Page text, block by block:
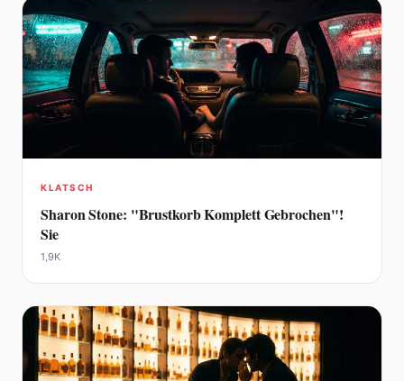
KLATSCH
Sharon Stone: "Brustkorb Komplett Gebrochen"!
Sie
1,9K